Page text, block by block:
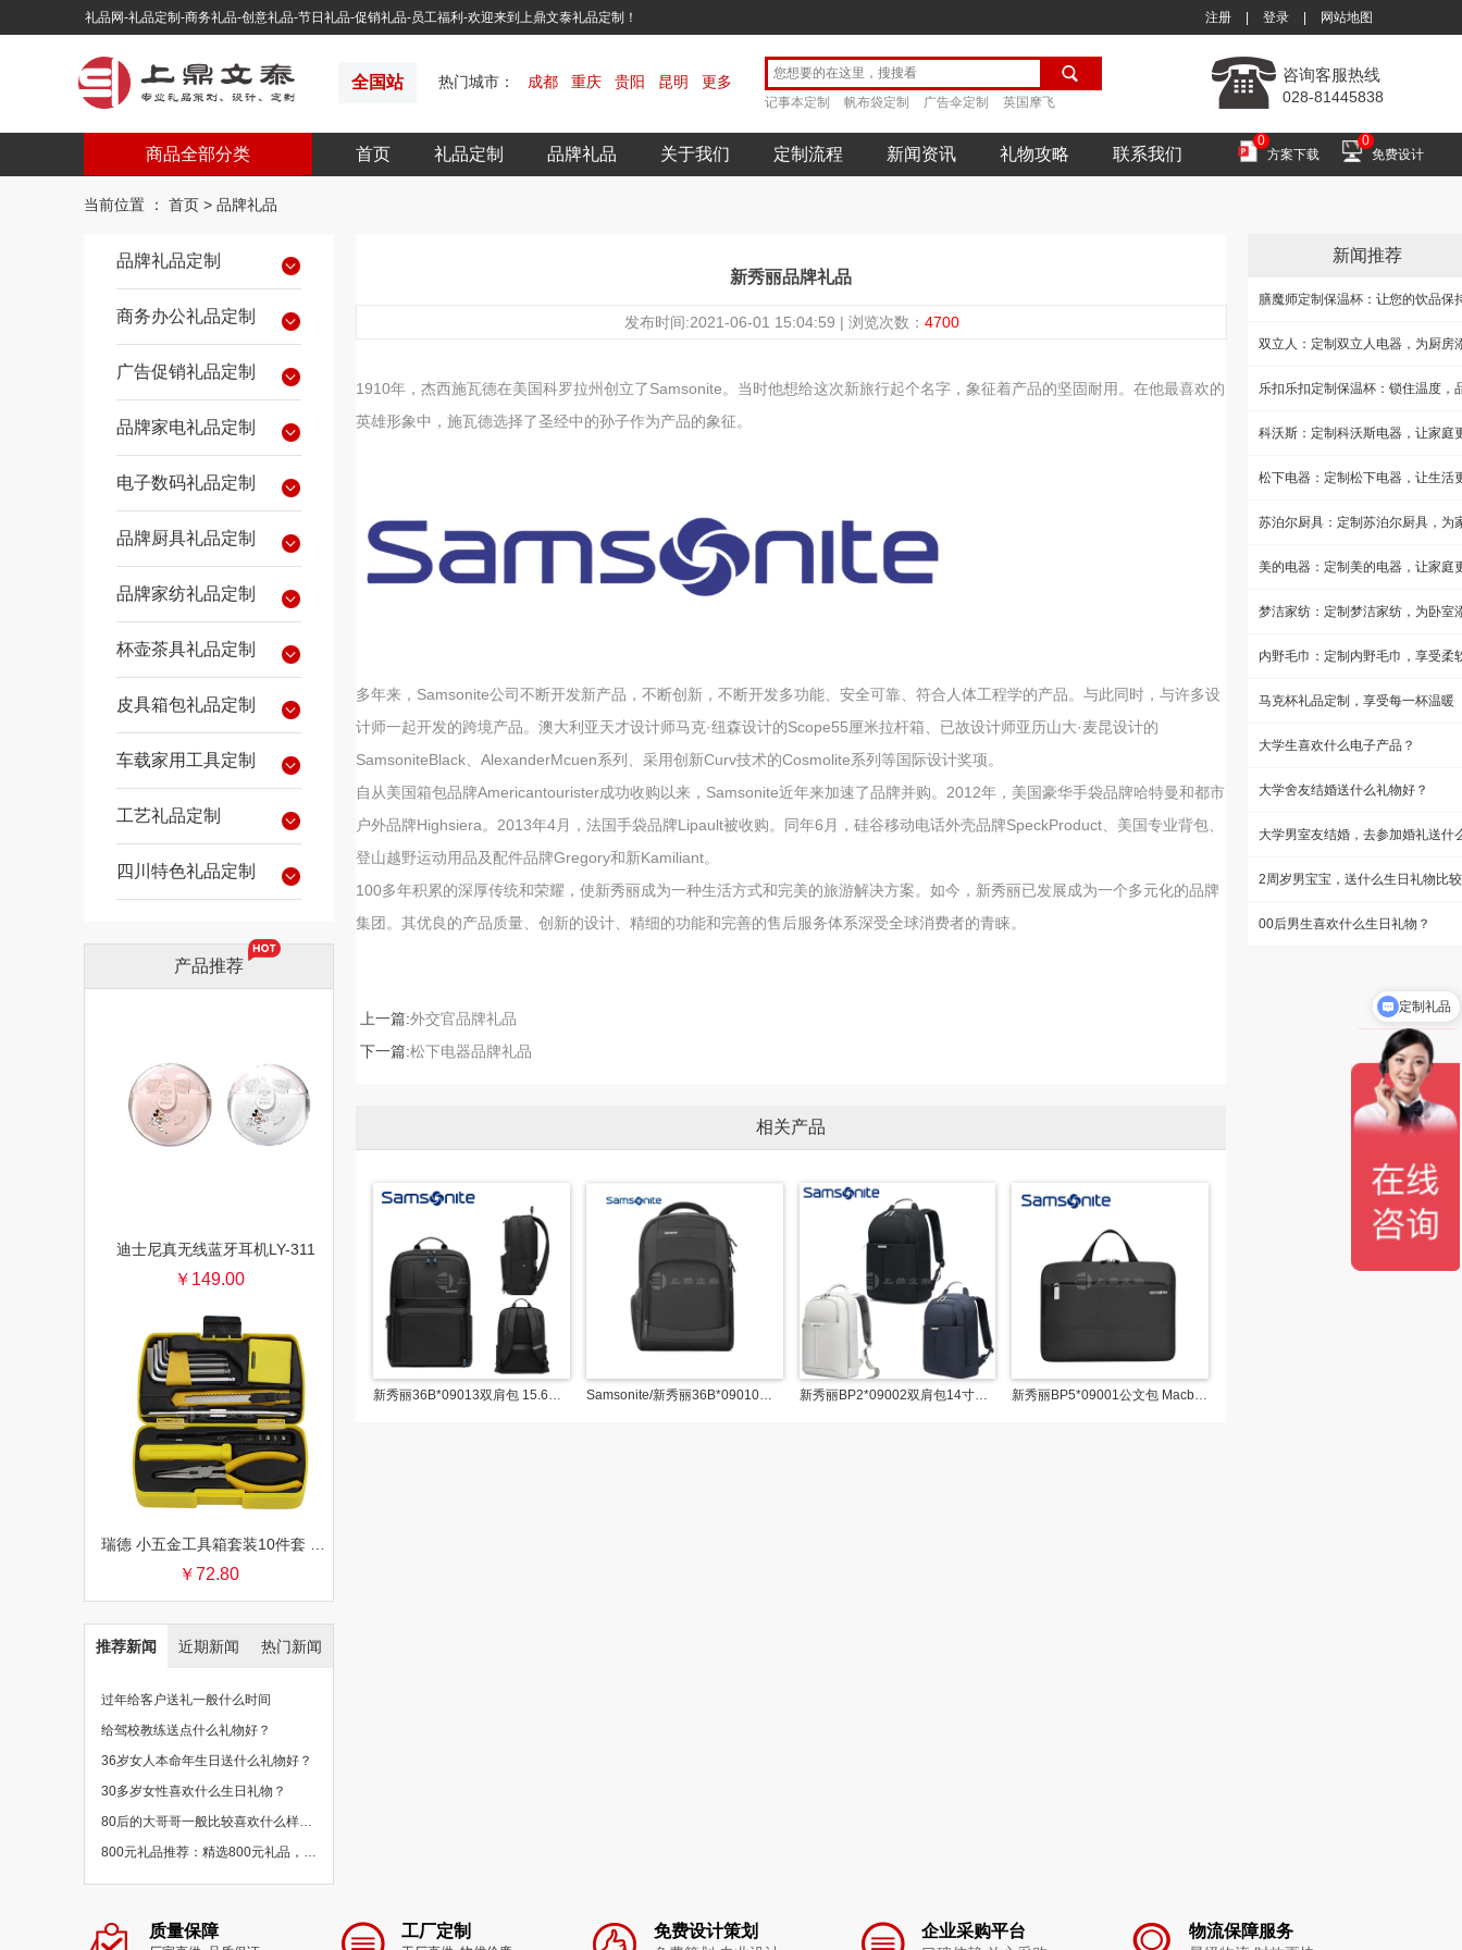
礼品网-礼品定制-商务礼品-创意礼品-节日礼品-促销礼品-员工福利-欢迎来到上鼎文泰礼品定制！ 注册 登录 网站地图
全国站 热门城市： 成都 重庆 贵阳 昆明 更多
记事本定制 帆布袋定制 广告伞定制 英国摩飞
咨询客服热线
028-81445838
商品全部分类 首页 礼品定制 品牌礼品 关于我们 定制流程 新闻资讯 礼物攻略 联系我们 方案下载
0
免费设计
0
当前位置 ： 首页 > 品牌礼品
品牌礼品定制
商务办公礼品定制
广告促销礼品定制
品牌家电礼品定制
电子数码礼品定制
品牌厨具礼品定制
品牌家纺礼品定制
杯壶茶具礼品定制
皮具箱包礼品定制
车载家用工具定制
工艺礼品定制
四川特色礼品定制
产品推荐
迪士尼真无线蓝牙耳机LY-311
￥149.00
￥72.80
推荐新闻 近期新闻 热门新闻
过年给客户送礼一般什么时间
给驾校教练送点什么礼物好？
36岁女人本命年生日送什么礼物好？
30多岁女性喜欢什么生日礼物？
80后的大哥哥一般比较喜欢什么样的礼物？
800元礼品推荐：精选800元礼品，物超所值
新秀丽品牌礼品
发布时间:2021-06-01 15:04:59 | 浏览次数： 4700
1910年，杰西施瓦德在美国科罗拉州创立了Samsonite。当时他想给这次新旅行起个名字，象征着产品的坚固耐用。在他最喜欢的
英雄形象中，施瓦德选择了圣经中的孙子作为产品的象征。
多年来，Samsonite公司不断开发新产品，不断创新，不断开发多功能、安全可靠、符合人体工程学的产品。与此同时，与许多设
计师一起开发的跨境产品。澳大利亚天才设计师马克·纽森设计的Scope55厘米拉杆箱、已故设计师亚历山大·麦昆设计的
SamsoniteBlack、AlexanderMcuen系列、采用创新Curv技术的Cosmolite系列等国际设计奖项。
自从美国箱包品牌Americantourister成功收购以来，Samsonite近年来加速了品牌并购。2012年，美国豪华手袋品牌哈特曼和都市
户外品牌Highsiera。2013年4月，法国手袋品牌Lipault被收购。同年6月，硅谷移动电话外壳品牌SpeckProduct、美国专业背包、
登山越野运动用品及配件品牌Gregory和新Kamiliant。
100多年积累的深厚传统和荣耀，使新秀丽成为一种生活方式和完美的旅游解决方案。如今，新秀丽已发展成为一个多元化的品牌
集团。其优良的产品质量、创新的设计、精细的功能和完善的售后服务体系深受全球消费者的青睐。
上一篇:外交官品牌礼品
下一篇:松下电器品牌礼品
相关产品
新秀丽36B*09013双肩包 15.6寸大容量 笔记本电脑包 商务出差黑色 Samsonite/新秀丽36B*09010双肩包 笔记本背包 大容量15英寸黑色 新秀丽BP2*09002双肩包14寸大容量笔记本背包 男女款时尚商务 新秀丽BP5*09001公文包 Macbook苹果华为笔记本手提包 商务 黑色
新闻推荐
马克杯礼品定制，享受每一杯温暖
大学生喜欢什么电子产品？
大学舍友结婚送什么礼物好？
00后男生喜欢什么生日礼物？
质量保障 工厂定制 免费设计策划 企业采购平台 物流保障服务
定制礼品